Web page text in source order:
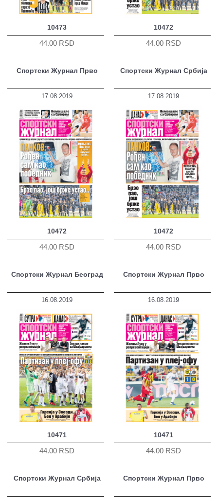
10473
44.00 RSD
10472
44.00 RSD
Спортски Журнал Прво
17.08.2019
10472
44.00 RSD
Спортски Журнал Србија
17.08.2019
10472
44.00 RSD
Спортски Журнал Београд
16.08.2019
10471
44.00 RSD
Спортски Журнал Прво
16.08.2019
10471
44.00 RSD
Спортски Журнал Србија Спортски Журнал Прво